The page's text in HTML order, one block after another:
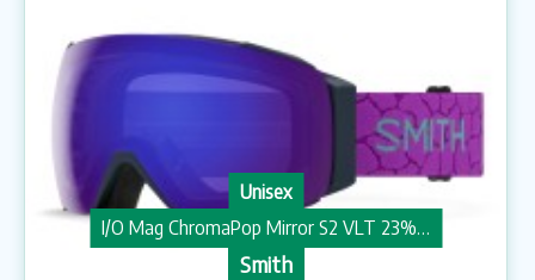
Unisex
I/O Mag ChromaPop Mirror S2 VLT 23% + S1 VLT 55% Skidglasögon
Smith